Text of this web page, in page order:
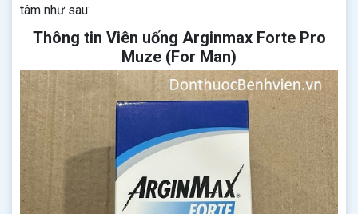
tâm như sau:
Thông tin Viên uống Arginmax Forte Pro
Muze (For Man)